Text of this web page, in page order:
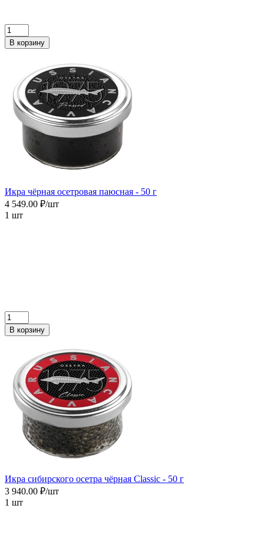
В корзину
Икра чёрная осетровая паюсная - 50 г
4 549.00 ₽/шт
1 шт
В корзину
Икра сибирского осетра чёрная Сlassic - 50 г
3 940.00 ₽/шт
1 шт